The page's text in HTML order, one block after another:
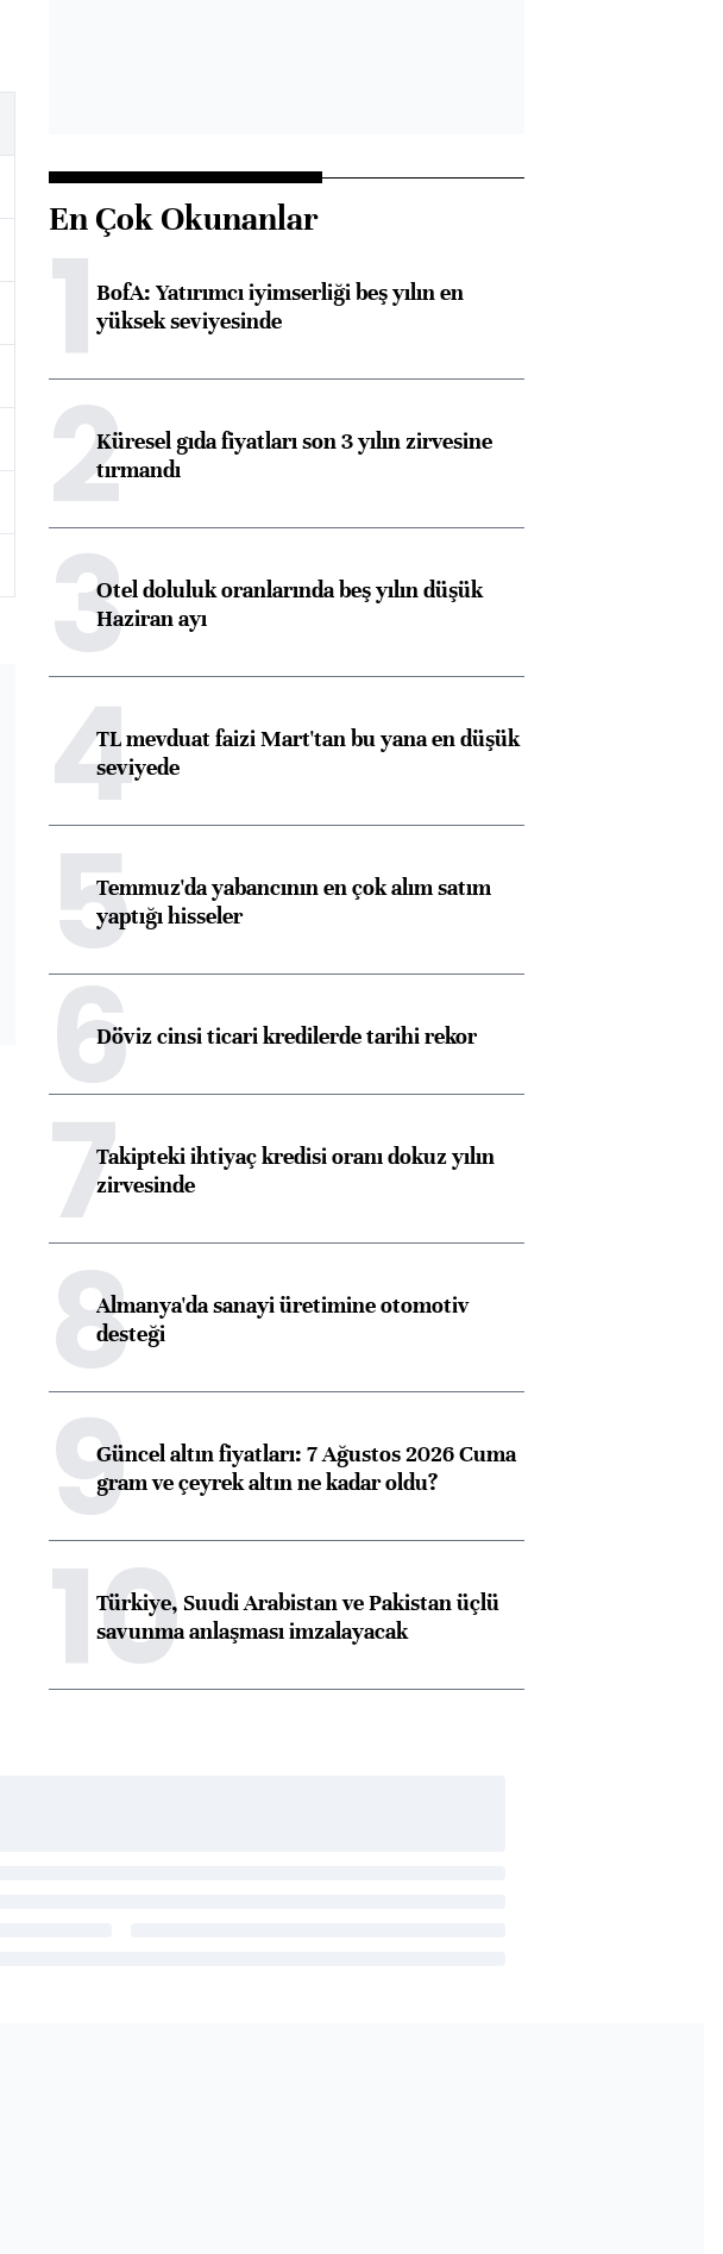
En Çok Okunanlar
1BofA: Yatırımcı iyimserliği beş yılın en
yüksek seviyesinde
2Küresel gıda fiyatları son 3 yılın zirvesine
tırmandı
3Otel doluluk oranlarında beş yılın düşük
Haziran ayı
4TL mevduat faizi Mart'tan bu yana en düşük
seviyede
5Temmuz'da yabancının en çok alım satım
yaptığı hisseler
6Döviz cinsi ticari kredilerde tarihi rekor
7Takipteki ihtiyaç kredisi oranı dokuz yılın
zirvesinde
8Almanya'da sanayi üretimine otomotiv
desteği
9Güncel altın fiyatları: 7 Ağustos 2026 Cuma
gram ve çeyrek altın ne kadar oldu?
10
Türkiye, Suudi Arabistan ve Pakistan üçlü
savunma anlaşması imzalayacak